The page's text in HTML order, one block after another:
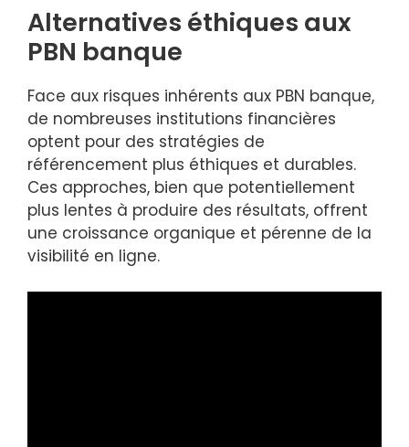
Alternatives éthiques aux
PBN banque
Face aux risques inhérents aux PBN banque,
de nombreuses institutions financières
optent pour des stratégies de
référencement plus éthiques et durables.
Ces approches, bien que potentiellement
plus lentes à produire des résultats, offrent
une croissance organique et pérenne de la
visibilité en ligne.